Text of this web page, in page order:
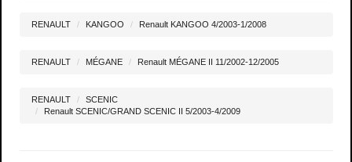
RENAULT KANGOO Renault KANGOO 4/2003-1/2008
RENAULT MÉGANE Renault MÉGANE II 11/2002-12/2005
RENAULT
SCENIC
Renault SCENIC/GRAND SCENIC II 5/2003-4/2009